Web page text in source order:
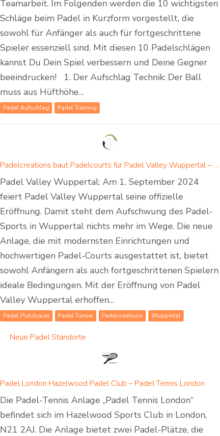
Teamarbeit. Im Folgenden werden die 10 wichtigsten
Schläge beim Padel in Kurzform vorgestellt, die
sowohl für Anfänger als auch für fortgeschrittene
Spieler essenziell sind. Mit diesen 10 Padelschlägen
kannst Du Dein Spiel verbessern und Deine Gegner
beeindrucken! 1. Der Aufschlag Technik: Der Ball
muss aus Hüfthöhe…
Padel Aufschlag Padel Training
Padelcreations baut Padelcourts für Padel Valley Wuppertal – Eröffnung am 01. September 2024
Padel Valley Wuppertal: Am 1. September 2024
feiert Padel Valley Wuppertal seine offizielle
Eröffnung. Damit steht dem Aufschwung des Padel-
Sports in Wuppertal nichts mehr im Wege. Die neue
Anlage, die mit modernsten Einrichtungen und
hochwertigen Padel-Courts ausgestattet ist, bietet
sowohl Anfängern als auch fortgeschrittenen Spielern
ideale Bedingungen. Mit der Eröffnung von Padel
Valley Wuppertal erhoffen…
Padel Platzbauer Padel Turnier Padelcreations Wuppertal
Neue Padel Standorte
Padel London Hazelwood Padel Club – Padel Tennis London
Die Padel-Tennis Anlage „Padel Tennis London“
befindet sich im Hazelwood Sports Club in London,
N21 2AJ. Die Anlage bietet zwei Padel-Plätze, die